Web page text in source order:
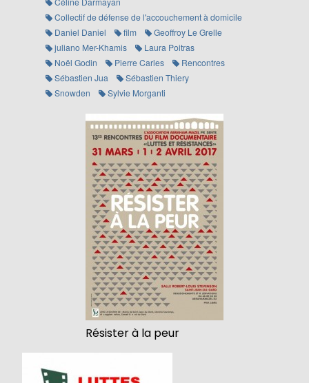
Collectif de défense de l'accouchement à domicile
Daniel Daniel
film
Geoffroy Le Grelle
juliano Mer-Khamis
Laura Poitras
Noël Godin
Pierre Carles
Rencontres
Sébastien Jua
Sébastien Thiery
Snowden
Sylvie Morganti
Résister à la peur